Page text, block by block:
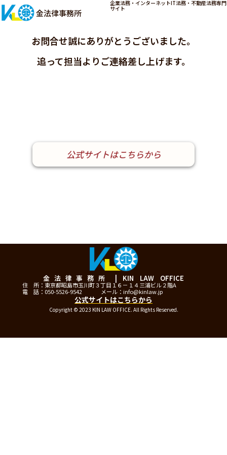
金法律事務所
企業法務・インターネットIT法務・不動産法務専門
サイト
お問合せ誠にありがとうございました。
追って担当よりご連絡差し上げます。
公式サイトはこちらから
金法律事務所 | KIN LAW OFFICE
住 所：東京都昭島市玉川町３丁目１６－１４三浦ビル２階A
電 話：050-5526-9542
メール：info@kinlaw.jp
公式サイトはこちらから
Copyright © 2023 KIN LAW OFFICE. All Rights Reserved.